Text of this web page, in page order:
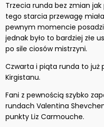
Trzecia runda bez zmian jak
tego starcia przewagę
pewnym momencie
jednak było to bardziej złe
po sile ciosów mistrzyni.
Czwarta i piąta runda to już
Kirgistanu.
Fani z pewnością szybko
rundach Valentina
punkty Liz Carmouche.